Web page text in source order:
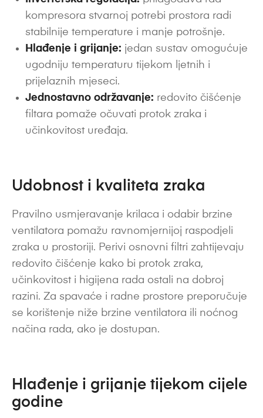
kompresora stvarnoj potrebi prostora radi
stabilnije temperature i manje potrošnje.
Hlađenje i grijanje: jedan sustav omogućuje
ugodniju temperaturu tijekom ljetnih i
prijelaznih mjeseci.
Jednostavno održavanje: redovito čišćenje
filtara pomaže očuvati protok zraka i
učinkovitost uređaja.
Udobnost i kvaliteta zraka
Pravilno usmjeravanje krilaca i odabir brzine
ventilatora pomažu ravnomjernijoj raspodjeli
zraka u prostoriji. Perivi osnovni filtri zahtijevaju
redovito čišćenje kako bi protok zraka,
učinkovitost i higijena rada ostali na dobroj
razini. Za spavaće i radne prostore preporučuje
se korištenje niže brzine ventilatora ili noćnog
načina rada, ako je dostupan.
Hlađenje i grijanje tijekom cijele
godine